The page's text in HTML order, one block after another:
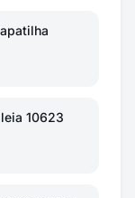
10623